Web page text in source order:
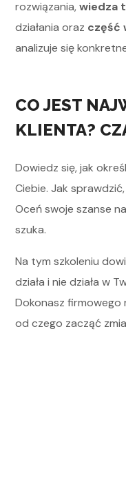
rozwiązania, wiedza
działania oraz część
analizuje się
CO JEST
KLIENTA?
Dowiedz się, jak
Ciebie. Jak
Oceń swoje szanse
szuka.
Na tym szkoleniu
działa i nie działa w
Dokonasz firmowego
od czego zacząć